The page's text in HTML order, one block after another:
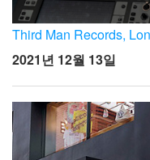
Third Man Records,
2021년 12월 13일